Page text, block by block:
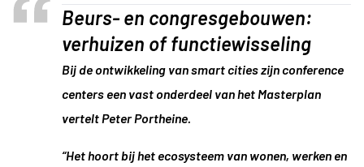
Beurs- en congresgebouwen:
verhuizen of functiewisseling
Bij de ontwikkeling van smart cities zijn conference
centers een vast onderdeel van het Masterplan
vertelt Peter Portheine.
“Het hoort bij het ecosysteem van wonen, werken en